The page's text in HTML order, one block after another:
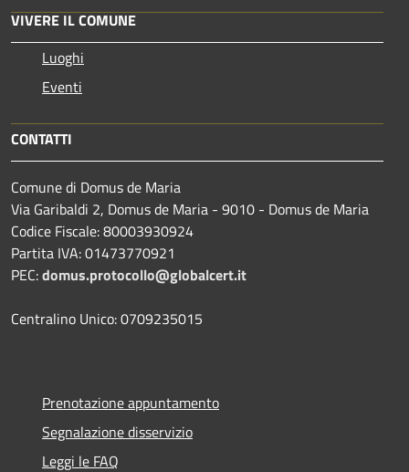
VIVERE IL COMUNE
Luoghi
Eventi
CONTATTI
Comune di Domus de Maria
Via Garibaldi 2, Domus de Maria - 9010 - Domus de Maria
Codice Fiscale: 80003930924
Partita IVA: 01473770921
PEC:domus.protocollo@globalcert.it
Centralino Unico: 0709235015
Prenotazione appuntamento
Segnalazione disservizio
Leggi le FAQ